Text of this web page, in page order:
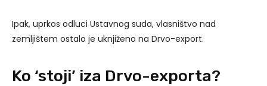
Ipak, uprkos odluci Ustavnog suda, vlasništvo nad
zemljištem ostalo je uknjiženo na Drvo-export.
Ko ‘stoji’ iza Drvo-exporta?